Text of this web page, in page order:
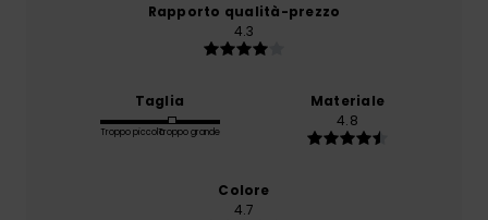
Rapporto qualità-prezzo
4.3
Taglia
Troppo piccoloTroppo grande
Materiale
4.8
Colore
4.7